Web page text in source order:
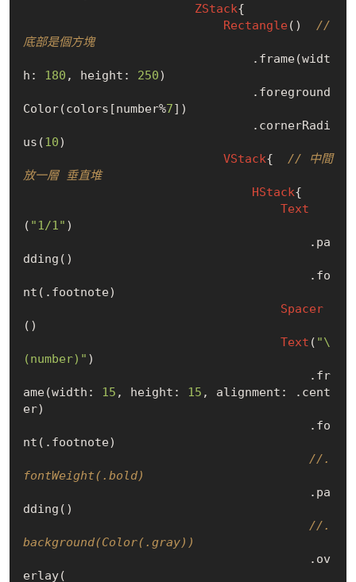
ZStack{
Rectangle () //
底部是個方塊
h: 180 , height: 250)
Color(colors[number%7])
us(10)
VStack{ // 中間
放一層 垂直堆
HStack{
Text
( "1/1" )
dding()
nt(.footnote)
Spacer
()
Text ( "\
(number)" )
ame(width: 15 , height: 15 , alignment: .cent
er)
nt(.footnote)
//.
fontWeight(.bold)
dding()
//.
background(Color(.gray))
erlay(